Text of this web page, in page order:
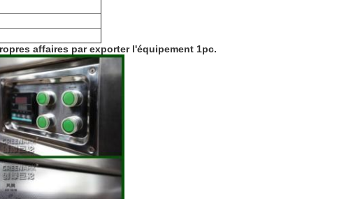
affaires par exporter l'équipement 1pc.